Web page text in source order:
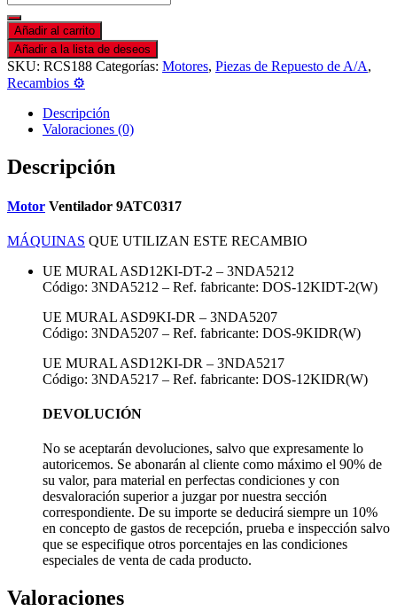
Añadir al carrito
Añadir a la lista de deseos
SKU: RCS188 Categorías: Motores, Piezas de Repuesto de A/A,
Recambios ⚙️
Descripción
Valoraciones (0)
Descripción
Motor Ventilador 9ATC0317
MÁQUINAS QUE UTILIZAN ESTE RECAMBIO
UE MURAL ASD12KI-DT-2 – 3NDA5212
Código: 3NDA5212 – Ref. fabricante: DOS-12KIDT-2(W)
UE MURAL ASD9KI-DR – 3NDA5207
Código: 3NDA5207 – Ref. fabricante: DOS-9KIDR(W)
UE MURAL ASD12KI-DR – 3NDA5217
Código: 3NDA5217 – Ref. fabricante: DOS-12KIDR(W)
DEVOLUCIÓN
No se aceptarán devoluciones, salvo que expresamente lo
autoricemos. Se abonarán al cliente como máximo el 90% de
su valor, para material en perfectas condiciones y con
desvaloración superior a juzgar por nuestra sección
correspondiente. De su importe se deducirá siempre un 10%
en concepto de gastos de recepción, prueba e inspección salvo
que se especifique otros porcentajes en las condiciones
especiales de venta de cada producto.
Valoraciones